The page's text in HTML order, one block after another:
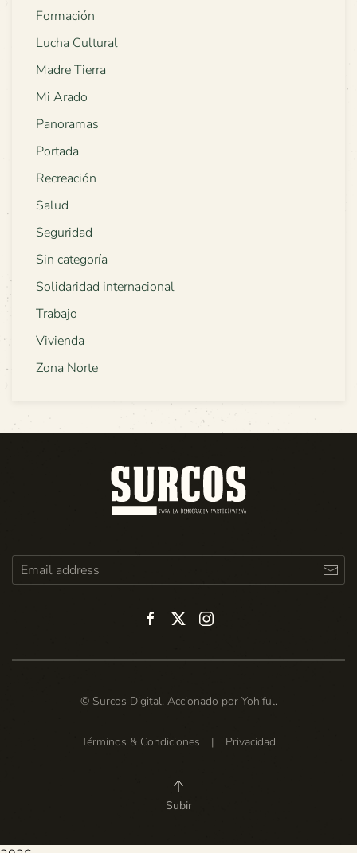
Formación
Lucha Cultural
Madre Tierra
Mi Arado
Panoramas
Portada
Recreación
Salud
Seguridad
Sin categoría
Solidaridad internacional
Trabajo
Vivienda
Zona Norte
© Surcos Digital. Accionado por Yohiful.
Términos & Condiciones | Privacidad
Subir